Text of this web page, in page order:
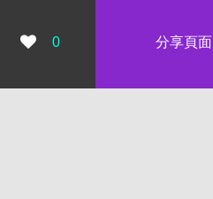
瀏覽數：
0 分享頁面